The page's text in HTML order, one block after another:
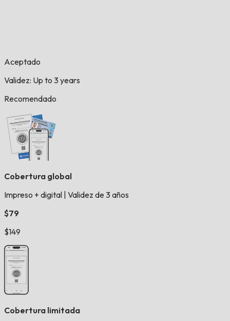
Aceptado
Validez: Up to 3 years
Recomendado
Cobertura global
Impreso + digital Validez de 3 años
$79
$149
Cobertura limitada